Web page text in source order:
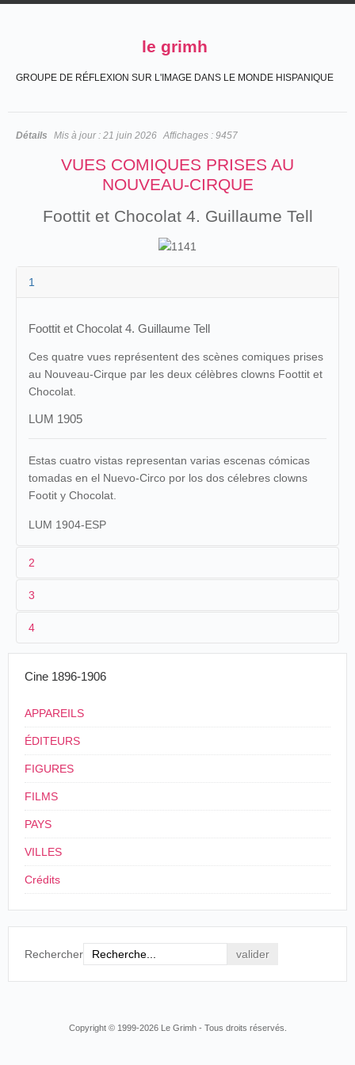
le grimh
GROUPE DE RÉFLEXION SUR L'IMAGE DANS LE MONDE HISPANIQUE
Détails Mis à jour : 21 juin 2026 Affichages : 9457
VUES COMIQUES PRISES AU
NOUVEAU-CIRQUE
Foottit et Chocolat 4. Guillaume Tell
1
Foottit et Chocolat 4. Guillaume Tell
Ces quatre vues représentent des scènes comiques prises
au Nouveau-Cirque par les deux célèbres clowns Foottit et
Chocolat.
LUM 1905
Estas cuatro vistas representan varias escenas cómicas
tomadas en el Nuevo-Circo por los dos célebres clowns
Footit y Chocolat.
LUM 1904-ESP
2
1
2
NOUVEAU-CIRQUE
Administration
15, Bd des Italiens
Paris
Monsieur;
Nous avons une matinée demain mercredi à 2 h 1/2. Si
vous désirez venir voir le travail de Foottit et Chocolat,
Veuillez agréer, Monsieur, nos salutations empressées.
(collection particulière)
Les frères Chremo, acrobates ; Footit et Chocolat du
Nouveau-Cirque, nous procurèrent bien des vues à
nous les exécutions alors pour la maison Lumière.
3
4
Cine 1896-1906
APPAREILS
ÉDITEURS
FIGURES
FILMS
PAYS
VILLES
Crédits
Rechercher
Copyright © 1999-2026 Le Grimh - Tous droits réservés.